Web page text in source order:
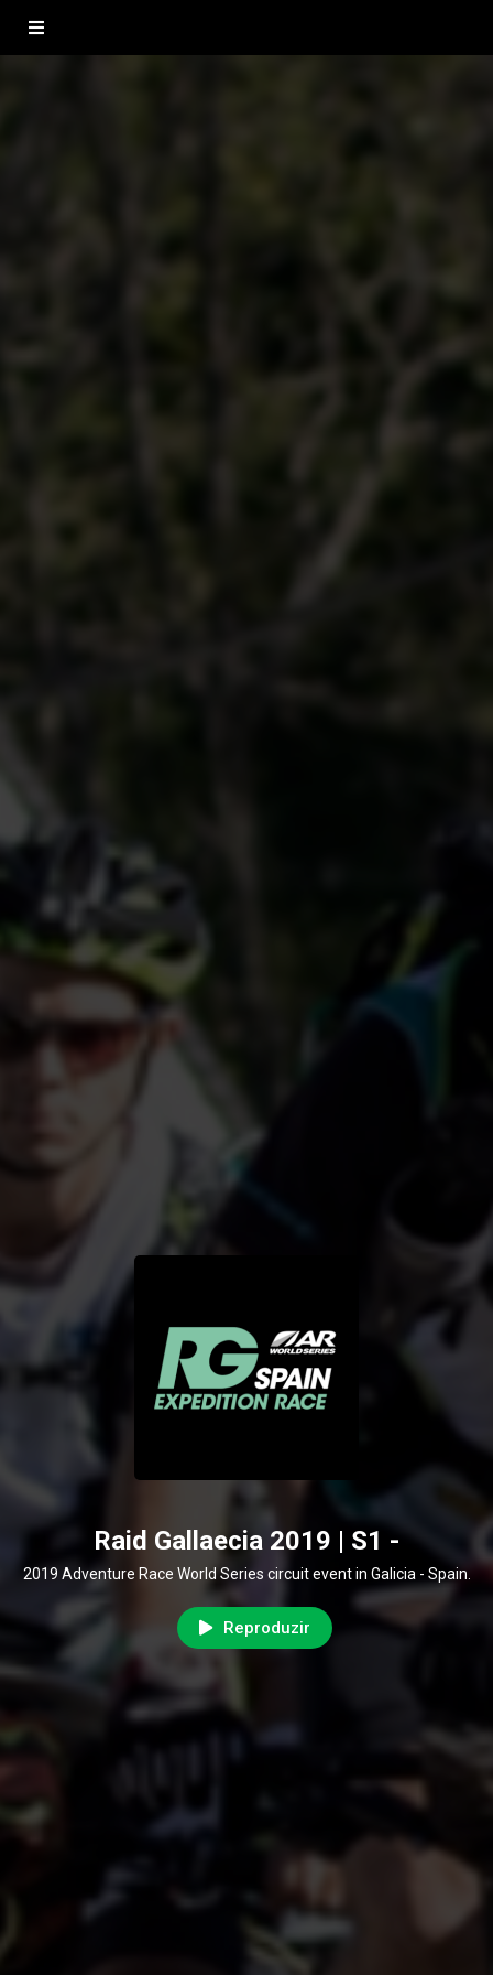
Raid Gallaecia 2019 | S1 -
2019 Adventure Race World Series circuit event in Galicia - Spain.
Reproduzir